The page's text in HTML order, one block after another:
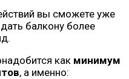
вы сможете уже
балкону более
как минимум
, а именно: